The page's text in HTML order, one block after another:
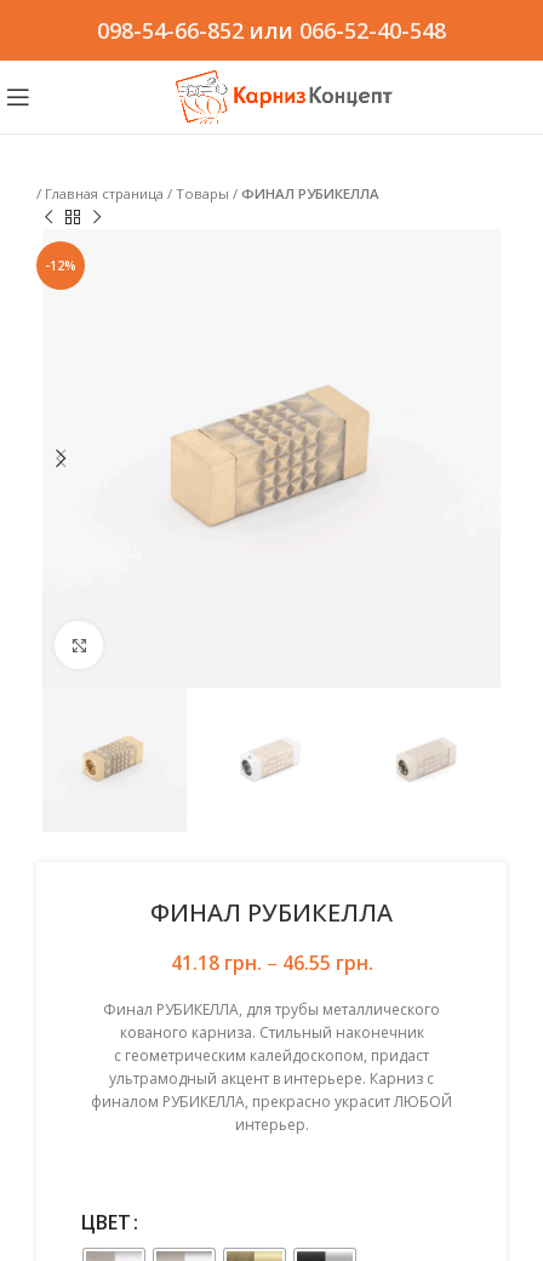
098-54-66-852 или 066-52-40-548
/ Главная страница / Товары / ФИНАЛ РУБИКЕЛЛА
-12%
ФИНАЛ РУБИКЕЛЛА
41.18 грн. – 46.55 грн.
Финал РУБИКЕЛЛА, для трубы металлического
кованого карниза. Стильный наконечник
с геометрическим калейдоскопом, придаст
ультрамодный акцент в интерьере. Карниз с
финалом РУБИКЕЛЛА, прекрасно украсит ЛЮБОЙ
интерьер.
ЦВЕТ